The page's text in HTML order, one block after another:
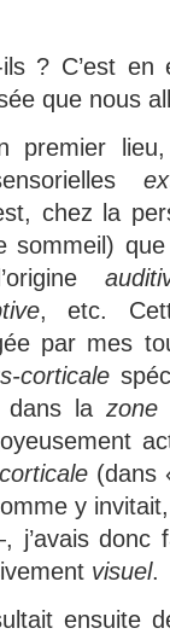
? C’est en
que nous
premier
chez la
sommeil)
, etc.
par mes
corticale
dans lazone
corticale (dans
y
donc
visuel.
ensuite